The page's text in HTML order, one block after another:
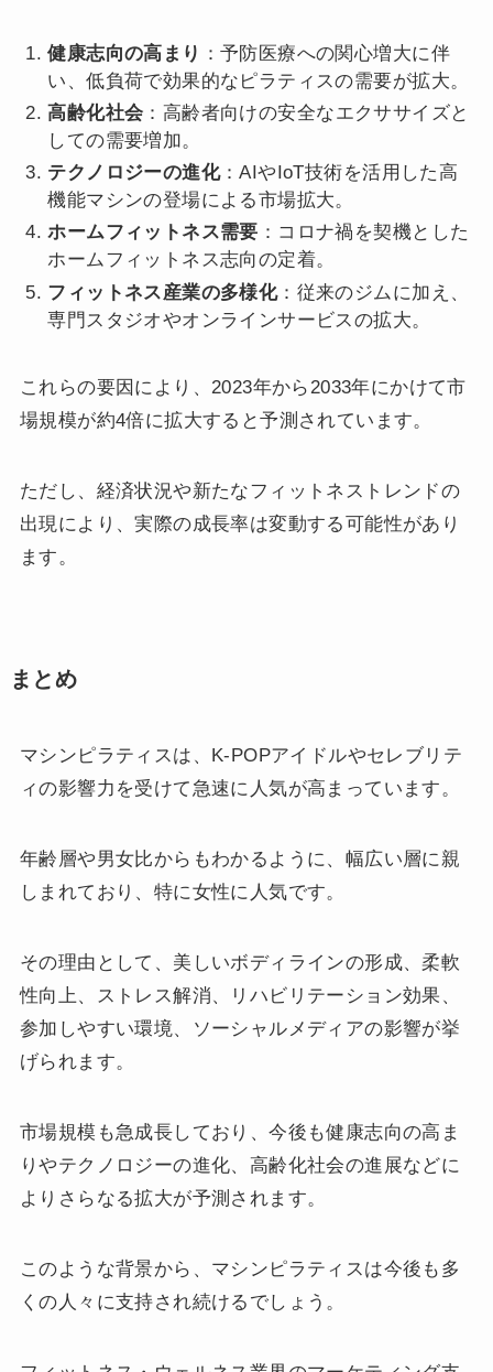
健康志向の高まり ：予防医療への関心増大に伴
い、低負荷で効果的なピラティスの需要が拡大。
高齢化社会 ：高齢者向けの安全なエクササイズと
しての需要増加。
テクノロジーの進化：AIやIoT技術を活用した高
機能マシンの登場による市場拡大。
ホームフィットネス需要 ：コロナ禍を契機とした
ホームフィットネス志向の定着。
フィットネス産業の多様化：従来のジムに加え、
専門スタジオやオンラインサービスの拡大。
これらの要因により、2023年から2033年にかけて市
場規模が約4倍に拡大すると予測されています。
ただし、経済状況や新たなフィットネストレンドの
出現により、実際の成長率は変動する可能性があり
ます。
まとめ
マシンピラティスは、K-POPアイドルやセレブリテ
ィの影響力を受けて急速に人気が高まっています。
年齢層や男女比からもわかるように、幅広い層に親
しまれており、特に女性に人気です。
その理由として、美しいボディラインの形成、柔軟
性向上、ストレス解消、リハビリテーション効果、
参加しやすい環境、ソーシャルメディアの影響が挙
げられます。
市場規模も急成長しており、今後も健康志向の高ま
りやテクノロジーの進化、高齢化社会の進展などに
よりさらなる拡大が予測されます。
このような背景から、マシンピラティスは今後も多
くの人々に支持され続けるでしょう。